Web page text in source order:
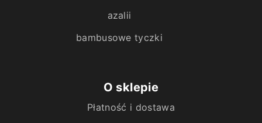
azalii
bambusowe tyczki
O sklepie
Płatność i dostawa